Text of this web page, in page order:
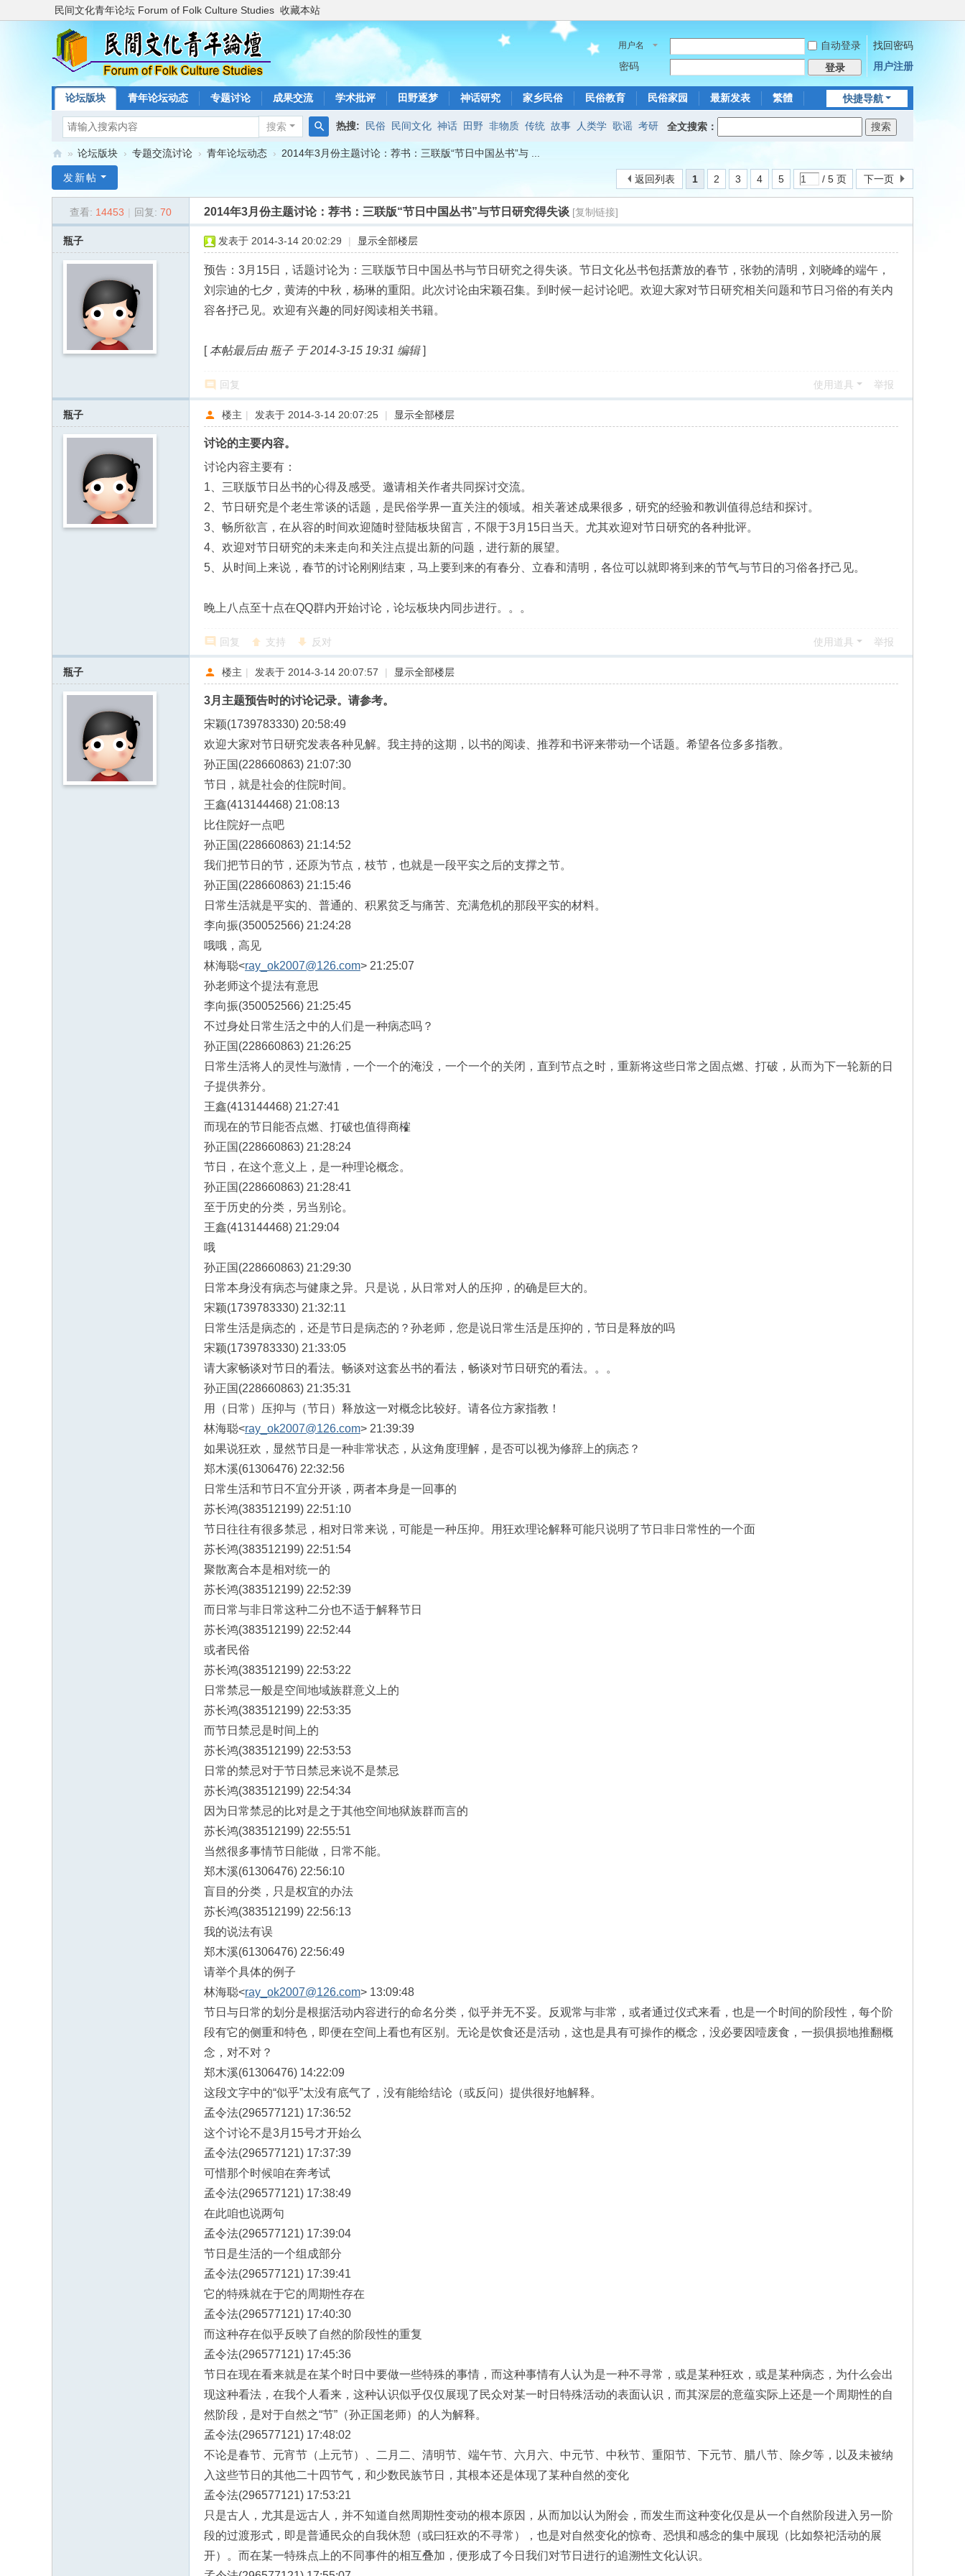
民间文化青年论坛 Forum of Folk Culture Studies 收藏本站
用户名 自动登录
找回密码
密码
登录 用户注册
快捷导航
论坛版块 青年论坛动态 专题讨论 成果交流 学术批评 田野逐梦 神话研究 家乡民俗 民俗教育 民俗家园 最新发表 繁體
搜索
搜
热搜: 民俗 民间文化 神话 田野 非物质 传统 故事 人类学 歌谣 考研 全文搜索：
间
m
of
s
» 论坛版块 › 专题交流讨论 › 青年论坛动态 › 2014年3月份主题讨论：荐书：三联版“节日中国丛书”与 ...
1 2 3 4 5 / 5 页 下一页
返回列表
发新帖
查看: 14453 | 回复: 70 2014年3月份主题讨论：荐书：三联版“节日中国丛书”与节日研究得失谈 [复制链接]
瓶子 发表于 2014-3-14 20:02:29 | 显示全部楼层
预告：3月15日，话题讨论为：三联版节日中国丛书与节日研究之得失谈。节日文化丛书包括萧放的春节，张勃的清明，刘晓峰的端午，
刘宗迪的七夕，黄涛的中秋，杨琳的重阳。此次讨论由宋颖召集。到时候一起讨论吧。欢迎大家对节日研究相关问题和节日习俗的有关内
容各抒己见。欢迎有兴趣的同好阅读相关书籍。
[本帖最后由 瓶子 于 2014-3-15 19:31 编辑]
回复 使用道具 举报
瓶子 楼主 | 发表于 2014-3-14 20:07:25 | 显示全部楼层
讨论的主要内容。
讨论内容主要有：
1、三联版节日丛书的心得及感受。邀请相关作者共同探讨交流。
2、节日研究是个老生常谈的话题，是民俗学界一直关注的领域。相关著述成果很多，研究的经验和教训值得总结和探讨。
3、畅所欲言，在从容的时间欢迎随时登陆板块留言，不限于3月15日当天。尤其欢迎对节日研究的各种批评。
4、欢迎对节日研究的未来走向和关注点提出新的问题，进行新的展望。
5、从时间上来说，春节的讨论刚刚结束，马上要到来的有春分、立春和清明，各位可以就即将到来的节气与节日的习俗各抒己见。
晚上八点至十点在QQ群内开始讨论，论坛板块内同步进行。。。
回复 支持 反对 使用道具 举报
瓶子 楼主 | 发表于 2014-3-14 20:07:57 | 显示全部楼层
3月主题预告时的讨论记录。请参考。
宋颖(1739783330) 20:58:49
欢迎大家对节日研究发表各种见解。我主持的这期，以书的阅读、推荐和书评来带动一个话题。希望各位多多指教。
孙正国(228660863) 21:07:30
节日，就是社会的住院时间。
王鑫(413144468) 21:08:13
比住院好一点吧
孙正国(228660863) 21:14:52
我们把节日的节，还原为节点，枝节，也就是一段平实之后的支撑之节。
孙正国(228660863) 21:15:46
日常生活就是平实的、普通的、积累贫乏与痛苦、充满危机的那段平实的材料。
李向振(350052566) 21:24:28
哦哦，高见
林海聪<ray_ok2007@126.com> 21:25:07
孙老师这个提法有意思
李向振(350052566) 21:25:45
不过身处日常生活之中的人们是一种病态吗？
孙正国(228660863) 21:26:25
日常生活将人的灵性与激情，一个一个的淹没，一个一个的关闭，直到节点之时，重新将这些日常之固点燃、打破，从而为下一轮新的日
子提供养分。
王鑫(413144468) 21:27:41
而现在的节日能否点燃、打破也值得商榷
孙正国(228660863) 21:28:24
节日，在这个意义上，是一种理论概念。
孙正国(228660863) 21:28:41
至于历史的分类，另当别论。
王鑫(413144468) 21:29:04
哦
孙正国(228660863) 21:29:30
日常本身没有病态与健康之异。只是说，从日常对人的压抑，的确是巨大的。
宋颖(1739783330) 21:32:11
日常生活是病态的，还是节日是病态的？孙老师，您是说日常生活是压抑的，节日是释放的吗
宋颖(1739783330) 21:33:05
请大家畅谈对节日的看法。畅谈对这套丛书的看法，畅谈对节日研究的看法。。。
孙正国(228660863) 21:35:31
用（日常）压抑与（节日）释放这一对概念比较好。请各位方家指教！
林海聪<ray_ok2007@126.com> 21:39:39
如果说狂欢，显然节日是一种非常状态，从这角度理解，是否可以视为修辞上的病态？
郑木溪(61306476) 22:32:56
日常生活和节日不宜分开谈，两者本身是一回事的
苏长鸿(383512199) 22:51:10
节日往往有很多禁忌，相对日常来说，可能是一种压抑。用狂欢理论解释可能只说明了节日非日常性的一个面
苏长鸿(383512199) 22:51:54
聚散离合本是相对统一的
苏长鸿(383512199) 22:52:39
而日常与非日常这种二分也不适于解释节日
苏长鸿(383512199) 22:52:44
或者民俗
苏长鸿(383512199) 22:53:22
日常禁忌一般是空间地域族群意义上的
苏长鸿(383512199) 22:53:35
而节日禁忌是时间上的
苏长鸿(383512199) 22:53:53
日常的禁忌对于节日禁忌来说不是禁忌
苏长鸿(383512199) 22:54:34
因为日常禁忌的比对是之于其他空间地狱族群而言的
苏长鸿(383512199) 22:55:51
当然很多事情节日能做，日常不能。
郑木溪(61306476) 22:56:10
盲目的分类，只是权宜的办法
苏长鸿(383512199) 22:56:13
我的说法有误
郑木溪(61306476) 22:56:49
请举个具体的例子
林海聪<ray_ok2007@126.com> 13:09:48
节日与日常的划分是根据活动内容进行的命名分类，似乎并无不妥。反观常与非常，或者通过仪式来看，也是一个时间的阶段性，每个阶
段有它的侧重和特色，即便在空间上看也有区别。无论是饮食还是活动，这也是具有可操作的概念，没必要因噎废食，一损俱损地推翻概
念，对不对？
郑木溪(61306476) 14:22:09
这段文字中的“似乎”太没有底气了，没有能给结论（或反问）提供很好地解释。
孟令法(296577121) 17:36:52
这个讨论不是3月15号才开始么
孟令法(296577121) 17:37:39
可惜那个时候咱在奔考试
孟令法(296577121) 17:38:49
在此咱也说两句
孟令法(296577121) 17:39:04
节日是生活的一个组成部分
孟令法(296577121) 17:39:41
它的特殊就在于它的周期性存在
孟令法(296577121) 17:40:30
而这种存在似乎反映了自然的阶段性的重复
孟令法(296577121) 17:45:36
节日在现在看来就是在某个时日中要做一些特殊的事情，而这种事情有人认为是一种不寻常，或是某种狂欢，或是某种病态，为什么会出
现这种看法，在我个人看来，这种认识似乎仅仅展现了民众对某一时日特殊活动的表面认识，而其深层的意蕴实际上还是一个周期性的自
然阶段，是对于自然之“节”（孙正国老师）的人为解释。
孟令法(296577121) 17:48:02
不论是春节、元宵节（上元节）、二月二、清明节、端午节、六月六、中元节、中秋节、重阳节、下元节、腊八节、除夕等，以及未被纳
入这些节日的其他二十四节气，和少数民族节日，其根本还是体现了某种自然的变化
孟令法(296577121) 17:53:21
只是古人，尤其是远古人，并不知道自然周期性变动的根本原因，从而加以认为附会，而发生而这种变化仅是从一个自然阶段进入另一阶
段的过渡形式，即是普通民众的自我休憩（或曰狂欢的不寻常），也是对自然变化的惊奇、恐惧和感念的集中展现（比如祭祀活动的展
开）。而在某一特殊点上的不同事件的相互叠加，便形成了今日我们对节日进行的追溯性文化认识。